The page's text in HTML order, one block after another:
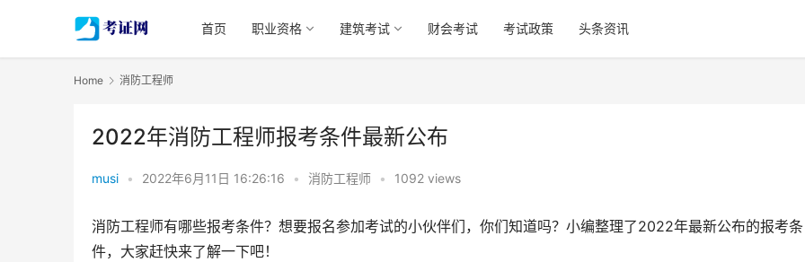
首页 职业资格 建筑考试 财会考试 考试政策 头条资讯
Home 消防工程师
2022年消防工程师报考条件最新公布
musi • 2022年6月11日 16:26:16 • 消防工程师 • 1092 views
消防工程师有哪些报考条件？想要报名参加考试的小伙伴们，你们知道吗？小编整理了2022年最新公布的报考条
件，大家赶快来了解一下吧！